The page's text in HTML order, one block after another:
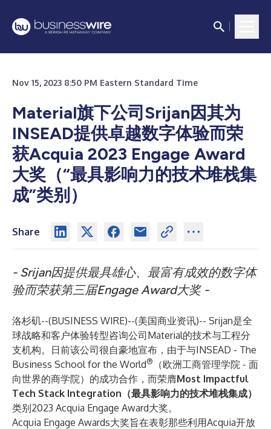
Nov 15, 2023 8:50 PM Eastern Standard Time
Material旗下公司Srijan因其为
INSEAD提供卓越数字体验而荣
获Acquia 2023 Engage Award
大奖（“最具影响力的技术堆栈集
成”类别）
Share
- Srijan因提供最具雄心、最富有成效的数字体
验而荣获第三届Engage Award大奖 -
洛杉矶--(BUSINESS WIRE)--(美国商业资讯)-- Srijan是全
球战略和客户体验转型咨询公司Material的技术与工程分
支机构。日前该公司很自豪地宣布，由于与INSEAD - The
Business School for the World®
（欧洲工商管理学院 - 面
向世界的商学院）的成功合作，而荣膺Most Impactful
Tech Stack Integration（最具影响力的技术堆栈集成）
类别2023 Acquia Engage Award大奖。
Acquia Engage Awards大奖旨在表彰那些利用Acquia开放